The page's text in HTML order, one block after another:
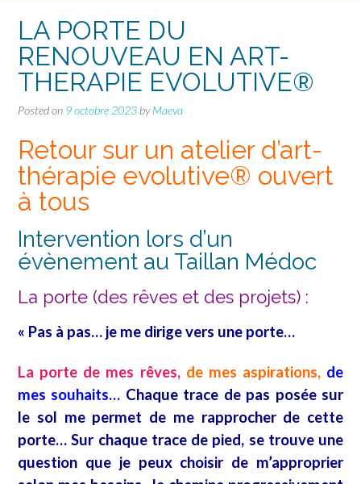
LA PORTE DU
RENOUVEAU EN ART-
THERAPIE EVOLUTIVE®
Posted on 9 octobre 2023 byMaeva
Retour sur un atelier d’art-
thérapie evolutive® ouvert
à tous
Intervention lors d’un
évènement au Taillan Médoc
La porte (des rêves et des projets) :
« Pas à pas… je me dirige vers une porte…
La porte de mes rêves, de mes aspirations, de
mes souhaits… Chaque trace de pas posée sur
le sol me permet de me rapprocher de cette
porte… Sur chaque trace de pied, se trouve une
question que je peux choisir de m’approprier